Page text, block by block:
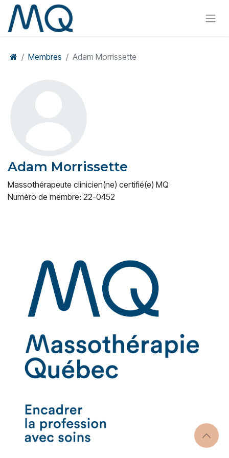
Membres Adam Morrissette
Adam Morrissette
Massothérapeute clinicien(ne) certifié(e) MQ
Numéro de membre: 22-0452